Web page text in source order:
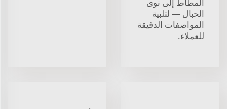
الحبال — لتلبية
المواصفات الدقيقة
للعملاء.